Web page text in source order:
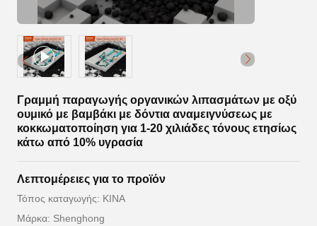
Γραμμή παραγωγής οργανικών λιπασμάτων με οξύ
ουμικό με βαμβάκι με δόντια αναμειγνύσεως με
κοκκωματοποίηση για 1-20 χιλιάδες τόνους ετησίως
κάτω από 10% υγρασία
Λεπτομέρειες για το προϊόν
Τόπος καταγωγής: ΚΙΝΑ
Μάρκα: Shenghong